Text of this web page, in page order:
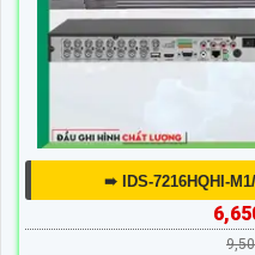
➠ IDS-7216HQHI-